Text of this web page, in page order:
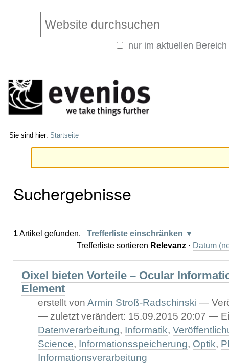
Werkzeuge
Website durchsuchen
nur im aktuellen Bereich
Sie sind hier: Startseite
Suchergebnisse
1Artikel gefunden.
Trefferliste einschränken
Trefferliste sortieren Relevanz · Datum
Oixel bieten Vorteile – Ocular
Element
erstellt vonArmin Stroß-Radschinski —
— zuletzt verändert: 15.09.2015 20:07—
Datenverarbeitung, Informatik,
Science, Informationsspeicherung, Optik,
Informationsverarbeitung